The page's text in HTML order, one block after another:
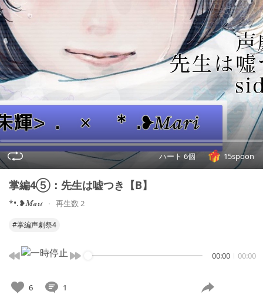
ハート 6個 15spoon
掌編4⑤：先生は嘘つき【B】
*•.❥𝑀𝒶𝓇𝒾 再生数 2
#掌編声劇祭4
00:00 00:00
6 1